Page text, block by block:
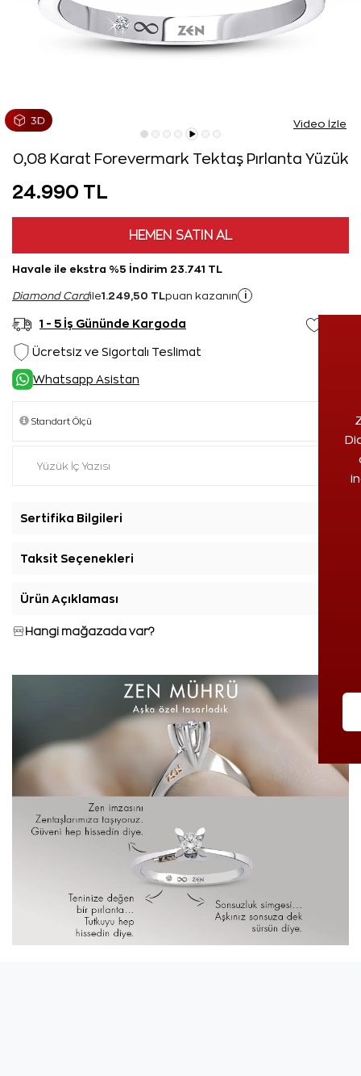
Video İzle
0,08 Karat Forevermark Tektaş Pırlanta Yüzük
24.990 TL
HEMEN SATIN AL
Havale ile ekstra %5 İndirim 23.741 TL
Diamond Cardile1.249,50 TL puan kazanın i
1 - 5 İş Gününde Kargoda
Ücretsiz ve Sigortalı Teslimat
Whatsapp Asistan
Sertifika Bilgileri
Taksit Seçenekleri
Ürün Açıklaması
Hangi mağazada var?